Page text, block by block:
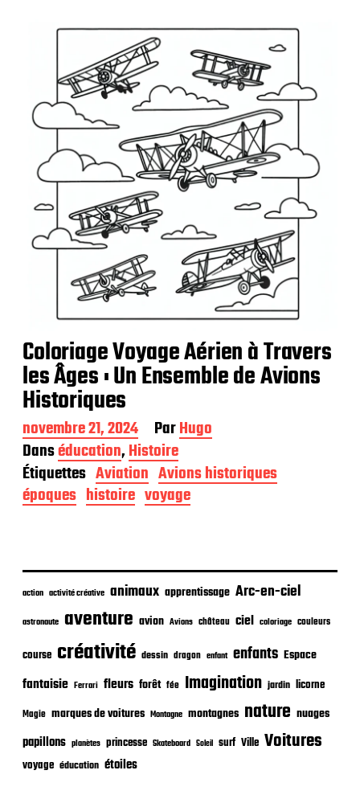
Coloriage Voyage Aérien à Travers
les Âges : Un Ensemble de Avions
Historiques
D
a
t
e
d
e
l
i
a
i
n
novembre 21, 2024 ParHugo
Danséducation,Histoire
Étiquettes Aviation Avions historiques
époques histoire voyage
action activité créative animaux apprentissage Arc-en-ciel
astronaute aventure avion Avions château ciel coloriage couleurs
course créativité dessin dragon enfant enfants Espace
fantaisie Ferrari fleurs forêt fée Imagination jardin licorne
Magie marques de voitures Montagne montagnes nature nuages
papillons planètes princesse Skateboard Soleil surf Ville Voitures
voyage éducation étoiles